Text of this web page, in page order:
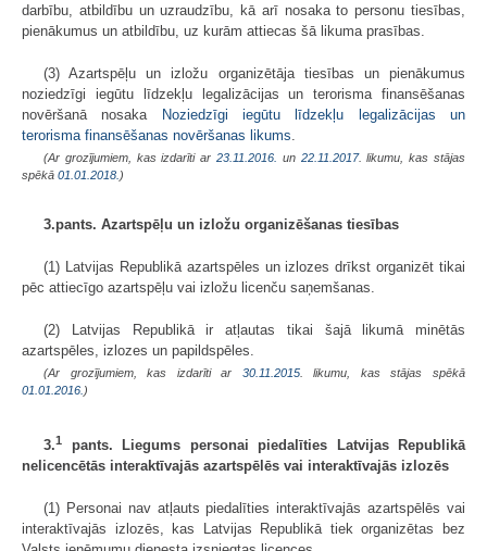
darbību, atbildību un uzraudzību, kā arī nosaka to personu tiesības,
pienākumus un atbildību, uz kurām attiecas šā likuma prasības.
(3) Azartspēļu un izložu organizētāja tiesības un pienākumus
noziedzīgi iegūtu līdzekļu legalizācijas un terorisma finansēšanas
novēršanā nosaka
Noziedzīgi iegūtu līdzekļu legalizācijas un
terorisma finansēšanas novēršanas likums.
(Ar grozījumiem, kas izdarīti ar 23.11.2016. un 22.11.2017. likumu, kas stājas
spēkā 01.01.2018.)
3.pants. Azartspēļu un izložu organizēšanas tiesības
(1) Latvijas Republikā azartspēles un izlozes drīkst organizēt tikai
pēc attiecīgo azartspēļu vai izložu licenču saņemšanas.
(2) Latvijas Republikā ir atļautas tikai šajā likumā minētās
azartspēles, izlozes un papildspēles.
(Ar grozījumiem, kas izdarīti ar 30.11.2015. likumu, kas stājas spēkā
01.01.2016.)
3.1
pants. Liegums personai piedalīties Latvijas Republikā
nelicencētās interaktīvajās azartspēlēs vai interaktīvajās izlozēs
(1) Personai nav atļauts piedalīties interaktīvajās azartspēlēs vai
interaktīvajās izlozēs, kas Latvijas Republikā tiek organizētas bez